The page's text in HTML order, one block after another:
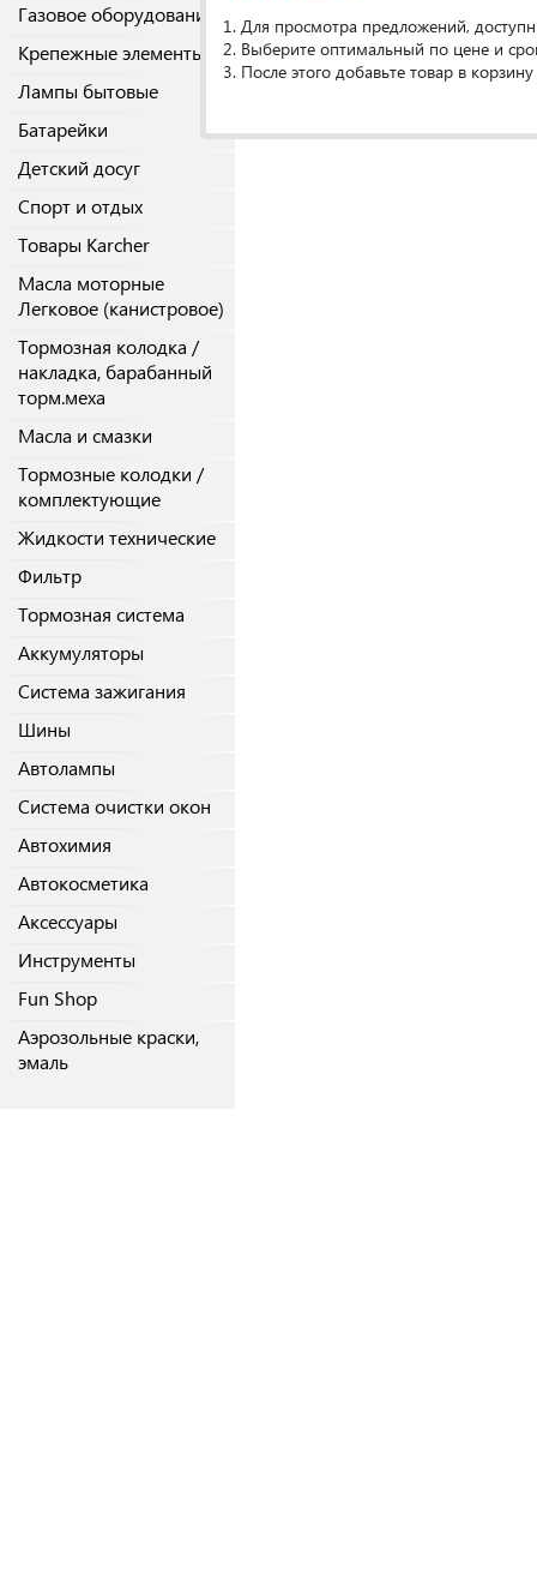
Газовое оборудование
Крепежные элементы
Лампы бытовые
Батарейки
Детский досуг
Спорт и отдых
Товары Karcher
Масла моторные
Легковое (канистровое)
Тормозная колодка /
накладка, барабанный
торм.меха
Масла и смазки
Тормозные колодки /
комплектующие
Жидкости технические
Фильтр
Тормозная система
Аккумуляторы
Система зажигания
Шины
Автолампы
Система очистки окон
Автохимия
Автокосметика
Аксессуары
Инструменты
Fun Shop
Аэрозольные краски,
эмаль
1. Для просмотра предложений,
2. Выберите оптимальный по цене и
3. После этого добавьте товар в